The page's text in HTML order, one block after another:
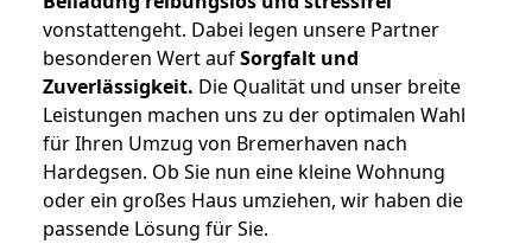
vonstattengeht. Dabei legen unsere Partner
besonderen Wert aufSorgfalt und
Zuverlässigkeit. Die Qualität und unser breite
Leistungen machen uns zu der optimalen Wahl
für Ihren Umzug von Bremerhaven nach
Hardegsen. Ob Sie nun eine kleine Wohnung
oder ein großes Haus umziehen, wir haben die
passende Lösung für Sie.